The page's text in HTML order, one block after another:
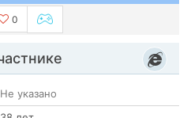
0
Не указано